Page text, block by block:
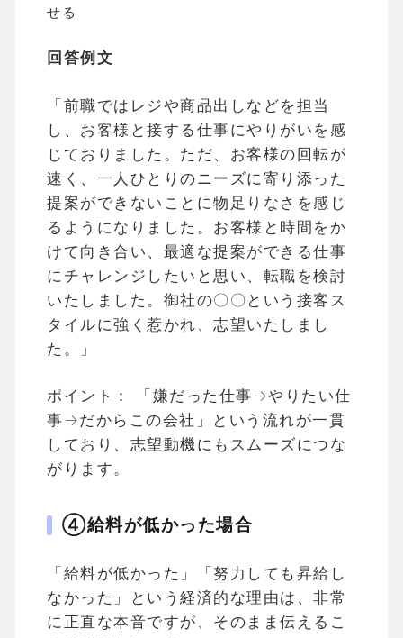
せる
回答例文
「前職ではレジや商品出しなどを担当
し、お客様と接する仕事にやりがいを感
じておりました。ただ、お客様の回転が
速く、一人ひとりのニーズに寄り添った
提案ができないことに物足りなさを感じ
るようになりました。お客様と時間をか
けて向き合い、最適な提案ができる仕事
にチャレンジしたいと思い、転職を検討
いたしました。御社の〇〇という接客ス
タイルに強く惹かれ、志望いたしまし
た。」
ポイント： 「嫌だった仕事→やりたい仕
事→だからこの会社」という流れが一貫
しており、志望動機にもスムーズにつな
がります。
④給料が低かった場合
「給料が低かった」「努力しても昇給し
なかった」という経済的な理由は、非常
に正直な本音ですが、そのまま伝えるこ